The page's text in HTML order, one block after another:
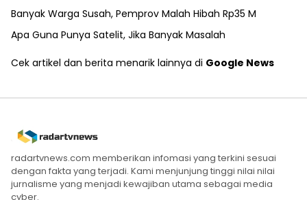
Banyak Warga Susah, Pemprov Malah Hibah Rp35 M
Apa Guna Punya Satelit, Jika Banyak Masalah
Cek artikel dan berita menarik lainnya di Google News
radartvnews.com memberikan infomasi yang terkini sesuai
dengan fakta yang terjadi. Kami menjunjung tinggi nilai nilai
jurnalisme yang menjadi kewajiban utama sebagai media
cyber.